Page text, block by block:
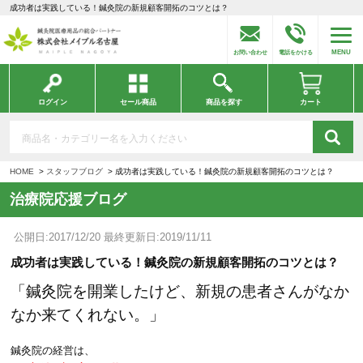
成功者は実践している！鍼灸院の新規顧客開拓のコツとは？
お問い合わせ 電話をかける MENU
ログイン セール商品 商品を探す カート
HOME スタッフブログ 成功者は実践している！鍼灸院の新規顧客開拓のコツとは？
治療院応援ブログ
公開日:2017/12/20 最終更新日:2019/11/11
成功者は実践している！鍼灸院の新規顧客開拓のコツとは？
「鍼灸院を開業したけど、新規の患者さんがなか
なか来てくれない。」
鍼灸院の経営は、